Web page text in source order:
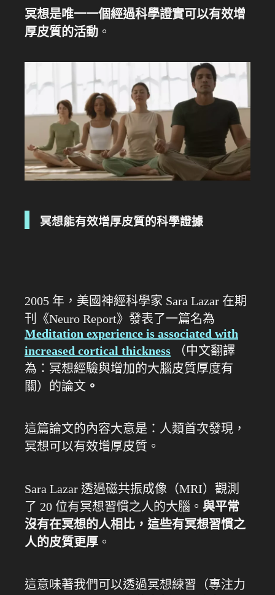
冥想是唯一一個經過科學證實可以有效增
厚皮質的活動 。
冥想能有效增厚皮質的科學證據
2005 年，美國神經科學家 Sara Lazar 在期
刊《Neuro Report》發表了一篇名為
Meditation experience is associated with
increased cortical thickness
（中文翻譯
為：冥想經驗與增加的大腦皮質厚度有
關）的論文 。
這篇論文的內容大意是：人類首次發現，
冥想可以有效增厚皮質。
Sara Lazar 透過磁共振成像（MRI）觀測
了 20 位有冥想習慣之人的大腦。 與平常
沒有在冥想的人相比，這些有冥想習慣之
人的皮質更厚 。
這意味著我們可以透過冥想練習（專注力